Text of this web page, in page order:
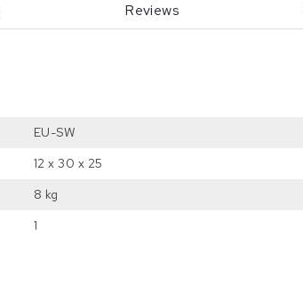
Reviews
EU-SW
12 x 30 x 25
8 kg
1